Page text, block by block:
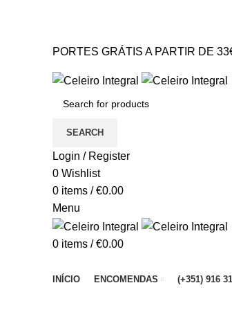
PORTES GRÁTIS A PARTIR DE
SEARCH
Login / Register
0 Wishlist
0 items / €0.00
Menu
0 items / €0.00
INÍCIO ENCOMENDAS (+351) 916